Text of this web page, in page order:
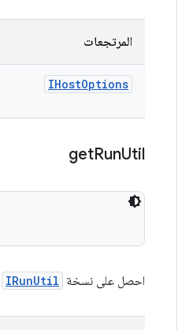
المرتجعات
IHostOptions
getRunUtil
احصل على نسخة IRunUtil